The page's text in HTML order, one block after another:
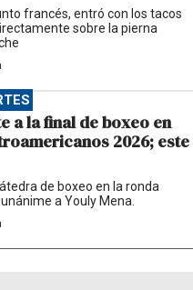
francés, entró con los tacos
sobre la pierna
a la final de boxeo en
2026; este
de boxeo en la ronda
a Youly Mena.